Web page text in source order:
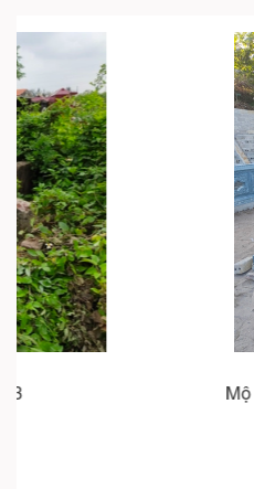
Mộ đá xanh